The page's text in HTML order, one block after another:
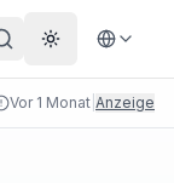
Theme
Vor 1 Monat Anzeige